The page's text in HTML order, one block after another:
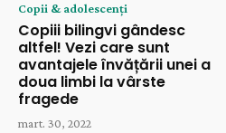
Copii & adolescenți
Copiii bilingvi gândesc
altfel! Vezi care sunt
avantajele învățării unei a
doua limbi la vârste
fragede
mart. 30, 2022